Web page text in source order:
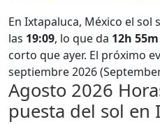
En Ixtapaluca, México el sol
las 19:09, lo que da 12h 55m
corto que ayer. El próximo
septiembre 2026
Agosto 2026
puesta del sol en